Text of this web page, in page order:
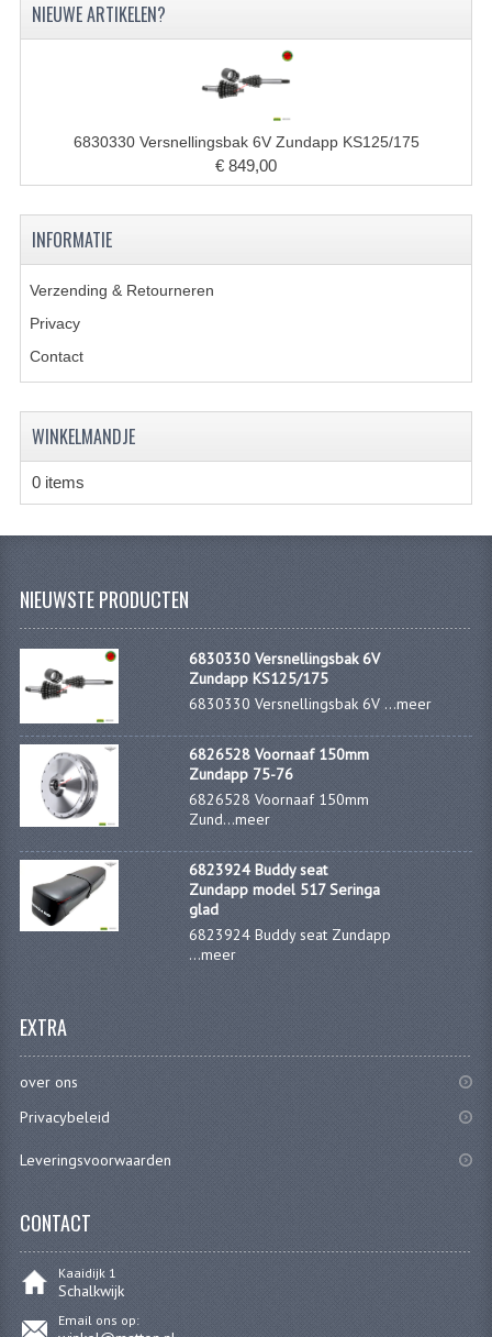
WIELEN DIVERSEN
SCHOKBREKERS
SLOTEN
STUUR EN BEDIENING
SPIEGELS
TELLER ONDERDELEN
TELLERS COMPLEET
SPATBORDEN EN KENTEKENPLATEN
TANK
VERLICHTING EN ELEKTRA
ACHTERLICHTEN
KABELBOMEN
KOPLAMPEN
RICHTINGAANWIJZERS
SCHAKELAARS
NIEUWE ARTIKELEN?
6830330 Versnellingsbak 6V Zundapp KS125/175
€ 849,00
INFORMATIE
Verzending & Retourneren
Privacy
Contact
WINKELMANDJE
0 items
NIEUWSTE PRODUCTEN
6830330 Versnellingsbak 6V
Zundapp KS125/175
6830330 Versnellingsbak 6V ...meer
6826528 Voornaaf 150mm
Zundapp 75-76
6826528 Voornaaf 150mm
Zund...meer
6823924 Buddy seat
Zundapp model 517 Seringa
glad
6823924 Buddy seat Zundapp
...meer
EXTRA
over ons
Privacybeleid
Leveringsvoorwaarden
CONTACT
Kaaidijk 1
Schalkwijk
Email ons op: